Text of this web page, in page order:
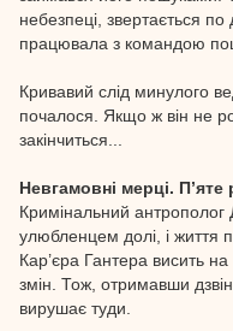
небезпеці, звертається
працювала з командою
Кривавий слід минулого
почалося. Якщо ж він не
закінчиться...
Невгамовні мерці. П’яте
Кримінальний антрополог
улюбленцем долі, і життя
Кар’єра Гантера висить
змін. Тож, отримавши
вирушає туди.